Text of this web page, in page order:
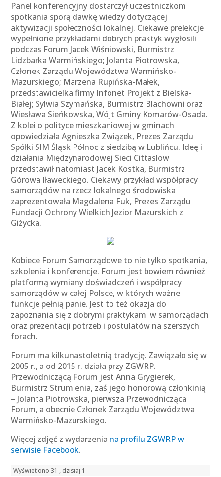
Panel konferencyjny dostarczył uczestniczkom
spotkania sporą dawkę wiedzy dotyczącej
aktywizacji społeczności lokalnej. Ciekawe prelekcje
wypełnione przykładami dobrych praktyk wygłosili
podczas Forum Jacek Wiśniowski, Burmistrz
Lidzbarka Warmińskiego; Jolanta Piotrowska,
Członek Zarządu Województwa Warmińsko-
Mazurskiego; Marzena Rupińska-Małek,
przedstawicielka firmy Infonet Projekt z Bielska-
Białej; Sylwia Szymańska, Burmistrz Blachowni oraz
Wiesława Sieńkowska, Wójt Gminy Komarów-Osada.
Z kolei o polityce mieszkaniowej w gminach
opowiedziała Agnieszka Związek, Prezes Zarządu
Spółki SIM Śląsk Północ z siedzibą w Lublińcu. Ideę i
działania Międzynarodowej Sieci Cittaslow
przedstawił natomiast Jacek Kostka, Burmistrz
Górowa Iławeckiego. Ciekawy przykład współpracy
samorządów na rzecz lokalnego środowiska
zaprezentowała Magdalena Fuk, Prezes Zarządu
Fundacji Ochrony Wielkich Jezior Mazurskich z
Giżycka.
Kobiece Forum Samorządowe to nie tylko spotkania,
szkolenia i konferencje. Forum jest bowiem również
platformą wymiany doświadczeń i współpracy
samorządów w całej Polsce, w których ważne
funkcje pełnią panie. Jest to też okazja do
zapoznania się z dobrymi praktykami w samorządach
oraz prezentacji potrzeb i postulatów na szerszych
forach.
Forum ma kilkunastoletnią tradycję. Zawiązało się w
2005 r., a od 2015 r. działa przy ZGWRP.
Przewodniczącą Forum jest Anna Grygierek,
Burmistrz Strumienia, zaś jego honorową członkinią
– Jolanta Piotrowska, pierwsza Przewodnicząca
Forum, a obecnie Członek Zarządu Województwa
Warmińsko-Mazurskiego.
Więcej zdjęć z wydarzenia na profilu ZGWRP w
serwisie Facebook.
Wyświetlono 31 , dzisiaj 1